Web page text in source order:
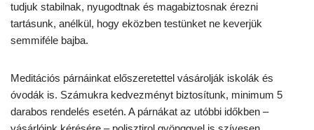
tudjuk stabilnak, nyugodtnak és magabiztosnak érezni
tartásunk, anélkül, hogy eközben testünket ne keverjük
semmiféle bajba.
Meditációs párnáinkat előszeretettel vásárolják iskolák és
óvodák is. Számukra kedvezményt biztosítunk, minimum 5
darabos rendelés esetén. A párnákat az utóbbi időkben –